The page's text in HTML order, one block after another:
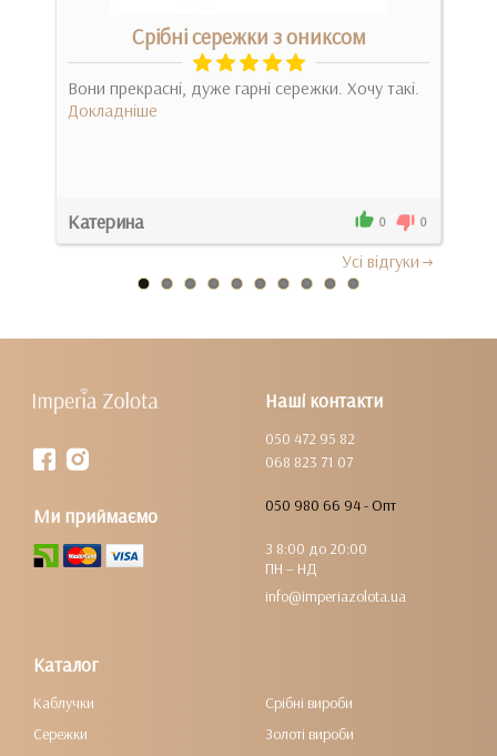
Срібні сережки з ониксом
Вони прекрасні, дуже гарні сережки. Хочу такі.
Докладніше
Катерина 0 0
Усi вiдгуки
Наші контакти
050 472 95 82
068 823 71 07
050 980 66 94 - Опт
З 8:00 до 20:00
ПН – НД
info@imperiazolota.ua
Ми приймаємо
Каталог
Каблучки
Сережки
Срібні вироби
Золоті вироби